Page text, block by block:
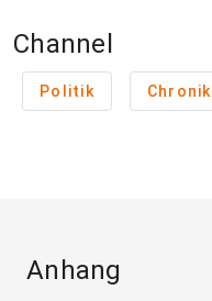
Channel
Politik Chronik
Anhang